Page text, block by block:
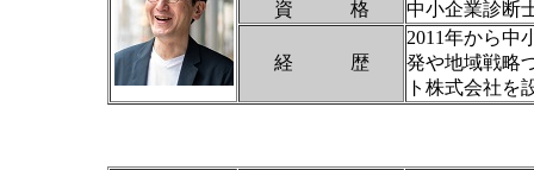
資 格
中小企業診断
経 歴
2011年から中
発や地域戦略
ト株式会社を